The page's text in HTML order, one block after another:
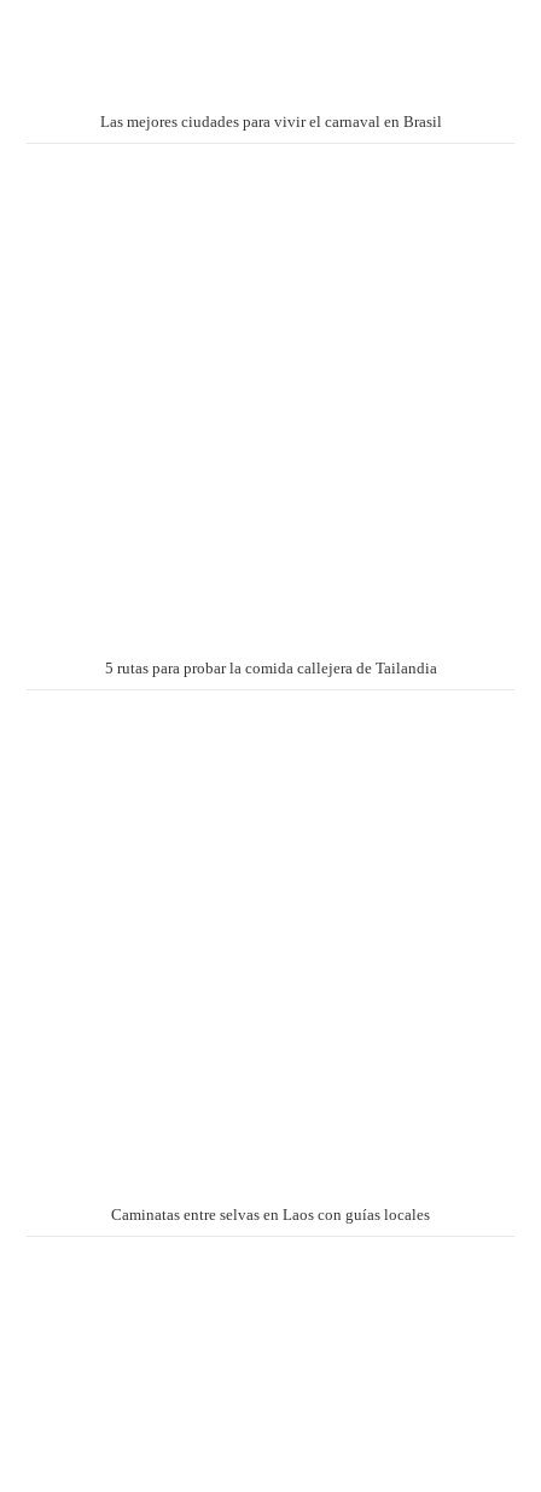
Las mejores ciudades para vivir el carnaval en Brasil
5 rutas para probar la comida callejera de Tailandia
Caminatas entre selvas en Laos con guías locales